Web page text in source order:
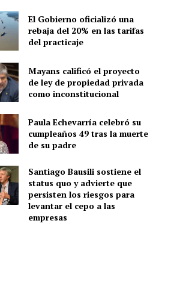
El Gobierno oficializó una
rebaja del 20% en las tarifas
del practicaje
Mayans calificó el proyecto
de ley de propiedad privada
como inconstitucional
Paula Echevarría celebró su
cumpleaños 49 tras la muerte
de su padre
Santiago Bausili sostiene el
status quo y advierte que
persisten los riesgos para
levantar el cepo a las
empresas